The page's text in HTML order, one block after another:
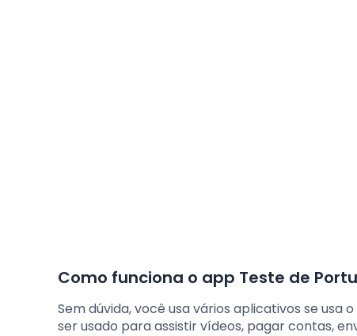
Como funciona o app Teste de
Sem dúvida, você usa vários aplicativos se
ser usado para assistir vídeos, pagar contas,